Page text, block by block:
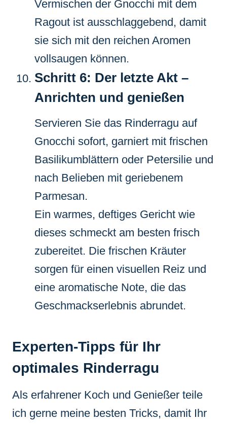
Vermischen der Gnocchi mit dem
Ragout ist ausschlaggebend, damit
sie sich mit den reichen Aromen
vollsaugen können.
Schritt 6: Der letzte Akt –
Anrichten und genießen
Servieren Sie das Rinderragu auf
Gnocchi sofort, garniert mit frischen
Basilikumblättern oder Petersilie und
nach Belieben mit geriebenem
Parmesan.
Ein warmes, deftiges Gericht wie
dieses schmeckt am besten frisch
zubereitet. Die frischen Kräuter
sorgen für einen visuellen Reiz und
eine aromatische Note, die das
Geschmackserlebnis abrundet.
Experten-Tipps für Ihr
optimales Rinderragu
Als erfahrener Koch und Genießer teile
ich gerne meine besten Tricks, damit Ihr